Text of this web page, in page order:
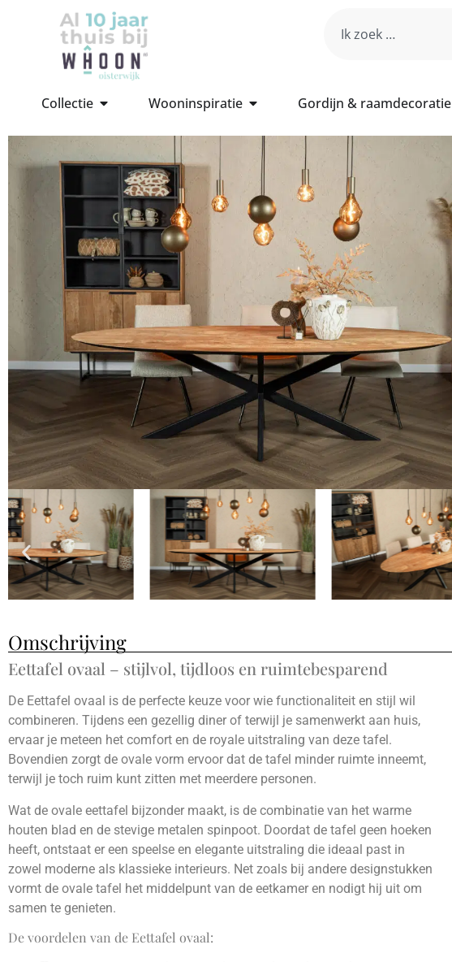
Collectie Wooninspiratie Gordijn & raamdecoratie
Omschrijving
Eettafel ovaal – stijlvol, tijdloos en ruimtebesparend
De Eettafel ovaal is de perfecte keuze voor wie functionaliteit en stijl wil
combineren. Tijdens een gezellig diner of terwijl je samenwerkt aan huis,
ervaar je meteen het comfort en de royale uitstraling van deze tafel.
Bovendien zorgt de ovale vorm ervoor dat de tafel minder ruimte inneemt,
terwijl je toch ruim kunt zitten met meerdere personen.
Wat de ovale eettafel bijzonder maakt, is de combinatie van het warme
houten blad en de stevige metalen spinpoot. Doordat de tafel geen hoeken
heeft, ontstaat er een speelse en elegante uitstraling die ideaal past in
zowel moderne als klassieke interieurs. Net zoals bij andere designstukken
vormt de ovale tafel het middelpunt van de eetkamer en nodigt hij uit om
samen te genieten.
De voordelen van de Eettafel ovaal: